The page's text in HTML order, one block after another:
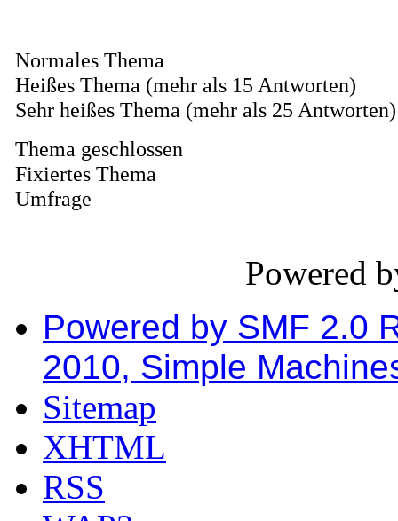
Normales Thema
Heißes Thema (mehr als 15 Antworten)
Sehr heißes Thema (mehr als 25 Antworten)
Thema geschlossen
Fixiertes Thema
Umfrage
Powered
Powered by SMF 2.0
2010, Simple
Sitemap
XHTML
RSS